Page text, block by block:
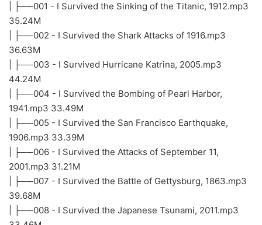
| ├──001 - I Survived the Sinking of the Titanic, 1912.mp3
35.24M
| ├──002 - I Survived the Shark Attacks of 1916.mp3
36.63M
| ├──003 - I Survived Hurricane Katrina, 2005.mp3
44.24M
| ├──004 - I Survived the Bombing of Pearl Harbor,
1941.mp3 33.49M
| ├──005 - I Survived the San Francisco Earthquake,
1906.mp3 33.39M
| ├──006 - I Survived the Attacks of September 11,
2001.mp3 31.21M
| ├──007 - I Survived the Battle of Gettysburg, 1863.mp3
39.68M
| ├──008 - I Survived the Japanese Tsunami, 2011.mp3